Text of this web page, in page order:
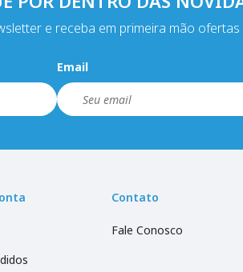
e receba em primeira mão
Email
Contato
Fale Conosco